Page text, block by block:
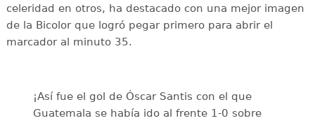
celeridad en otros, ha destacado con una mejor imagen
de la Bicolor que logró pegar primero para abrir el
marcador al minuto 35.
¡Así fue el gol de Óscar Santis con el que
Guatemala se había ido al frente 1-0 sobre